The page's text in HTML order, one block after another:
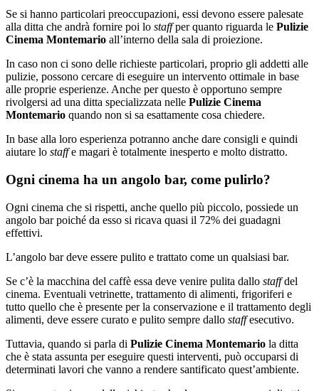
Se si hanno particolari preoccupazioni, essi devono essere palesate
alla ditta che andrà fornire poi lo staffper quanto riguarda le Pulizie
Cinema Montemario all’interno della sala di proiezione.
In caso non ci sono delle richieste particolari, proprio gli addetti alle
pulizie, possono cercare di eseguire un intervento ottimale in base
alle proprie esperienze. Anche per questo è opportuno sempre
rivolgersi ad una ditta specializzata nelle Pulizie Cinema
Montemario quando non si sa esattamente cosa chiedere.
In base alla loro esperienza potranno anche dare consigli e quindi
aiutare lo staffe magari è totalmente inesperto e molto distratto.
Ogni cinema ha un angolo bar, come pulirlo?
Ogni cinema che si rispetti, anche quello più piccolo, possiede un
angolo bar poiché da esso si ricava quasi il 72% dei guadagni
effettivi.
L’angolo bar deve essere pulito e trattato come un qualsiasi bar.
Se c’è la macchina del caffè essa deve venire pulita dallo staffdel
cinema. Eventuali vetrinette, trattamento di alimenti, frigoriferi e
tutto quello che è presente per la conservazione e il trattamento degli
alimenti, deve essere curato e pulito sempre dallo staffesecutivo.
Tuttavia, quando si parla di Pulizie Cinema Montemario la ditta
che è stata assunta per eseguire questi interventi, può occuparsi di
determinati lavori che vanno a rendere santificato quest’ambiente.